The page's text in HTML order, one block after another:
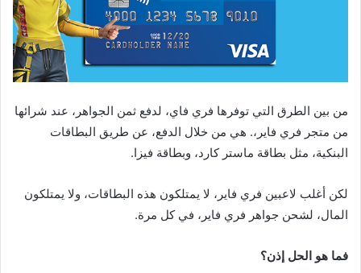
من بين الطرق التي توفرها فري فاي، لدفع ثمن الجواهر، عند شرائها
من متجر فري فاير،. هي من خلال الدفع، عن طريق البطاقات
البنكية، مثل بطاقة ماستر كارد، وبطاقة فيزا.
لكن أغلب لاعبين فري فاير، لا يمتلكون هذه البطاقات، ولا يمتلكون
المال، لشحن جواهر فري فاير، في كل مرة.
فما هو الحل إذن؟